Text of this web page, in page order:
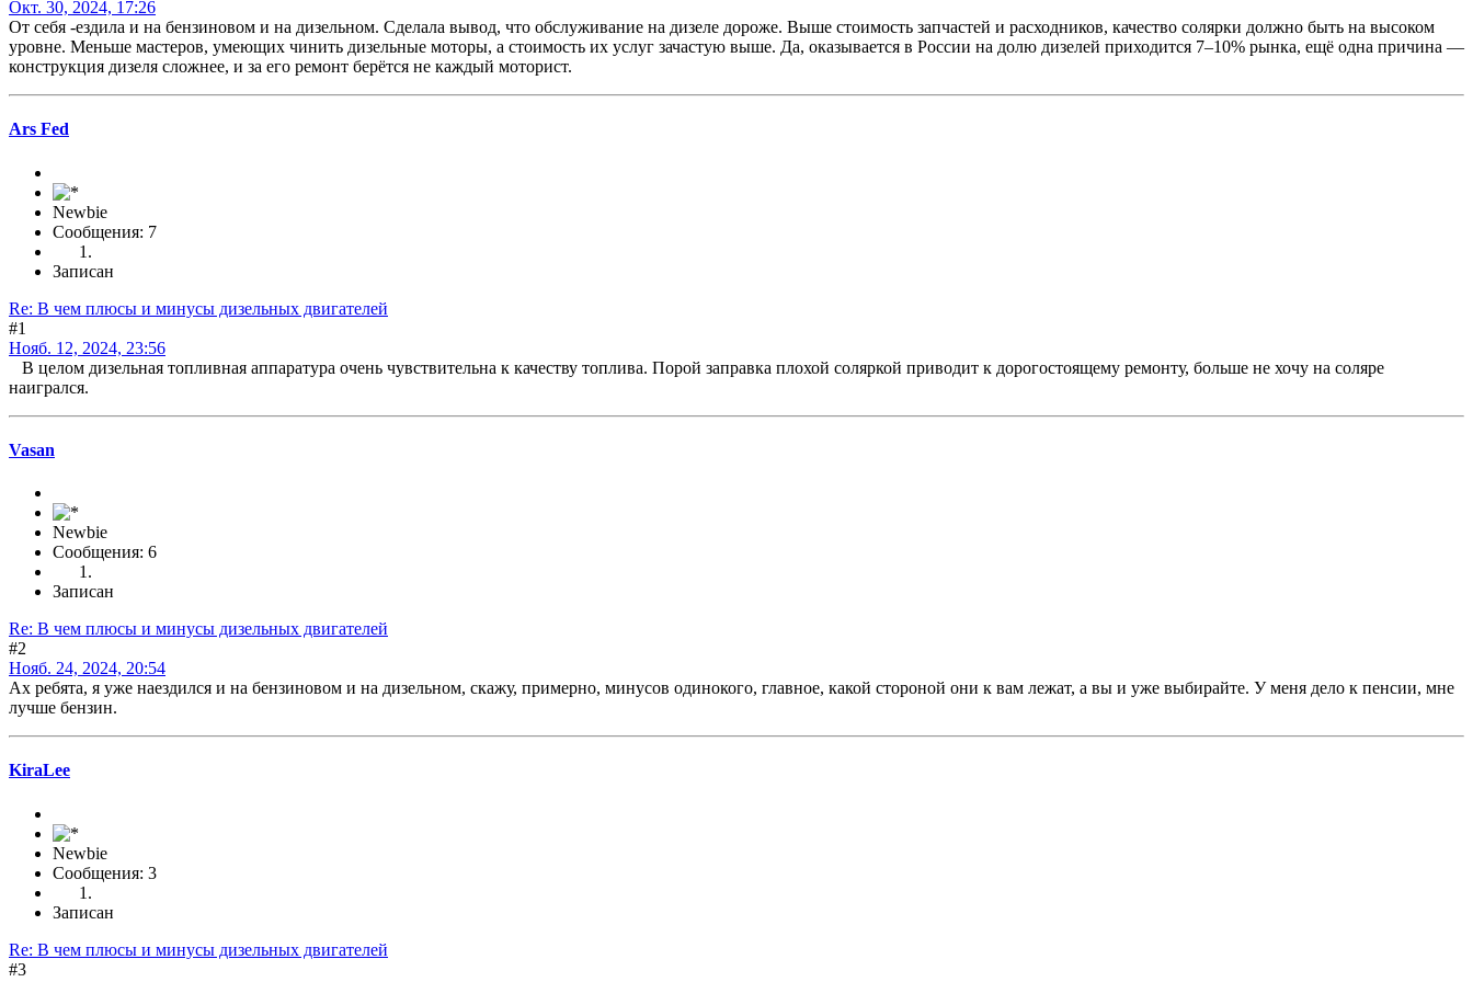
Окт. 30, 2024, 17:26
От себя -ездила и на бензиновом и на дизельном. Сделала вывод, что обслуживание на дизеле дороже. Выше стоимость запчастей и расходников, качество солярки должно быть на высоком
уровне. Меньше мастеров, умеющих чинить дизельные моторы, а стоимость их услуг зачастую выше. Да, оказывается в России на долю дизелей приходится 7–10% рынка, ещё одна причина —
конструкция дизеля сложнее, и за его ремонт берётся не каждый моторист.
Ars Fed
Newbie
Сообщения: 7
Записан
Re: В чем плюсы и минусы дизельных двигателей
#1
Нояб. 12, 2024, 23:56
В целом дизельная топливная аппаратура очень чувствительна к качеству топлива. Порой заправка плохой соляркой приводит к дорогостоящему ремонту, больше не хочу на соляре
наигрался.
Vasan
Newbie
Сообщения: 6
Записан
Re: В чем плюсы и минусы дизельных двигателей
#2
Нояб. 24, 2024, 20:54
Ах ребята, я уже наездился и на бензиновом и на дизельном, скажу, примерно, минусов одинокого, главное, какой стороной они к вам лежат, а вы и уже выбирайте. У меня дело к пенсии, мне
лучше бензин.
KiraLee
Newbie
Сообщения: 3
Записан
Re: В чем плюсы и минусы дизельных двигателей
#3